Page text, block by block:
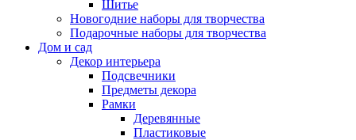
Шитье
Новогодние наборы для творчества
Подарочные наборы для творчества
Дом и сад
Декор интерьера
Подсвечники
Предметы декора
Рамки
Деревянные
Пластиковые